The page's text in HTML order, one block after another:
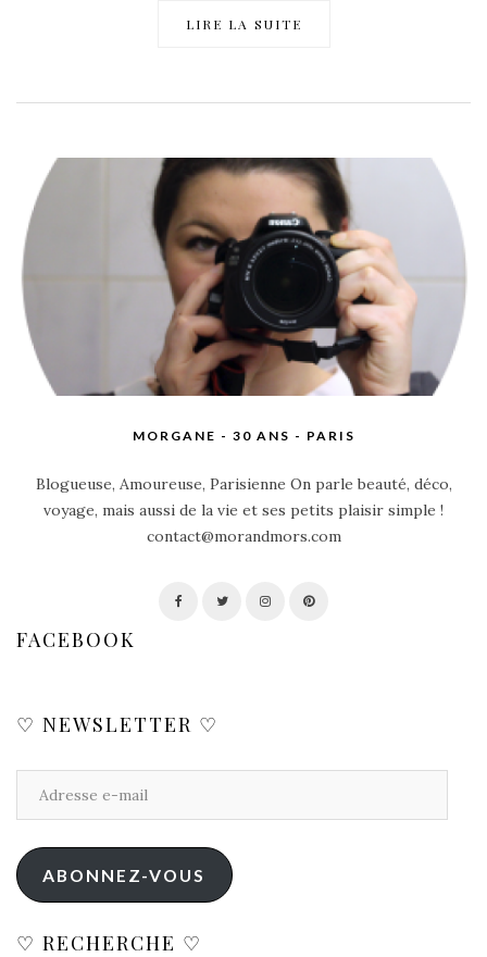
LIRE LA SUITE
MORGANE - 30 ANS - PARIS
Blogueuse, Amoureuse, Parisienne On parle beauté, déco,
voyage, mais aussi de la vie et ses petits plaisir simple !
contact@morandmors.com
FACEBOOK
♡ NEWSLETTER ♡
ABONNEZ-VOUS
♡ RECHERCHE ♡